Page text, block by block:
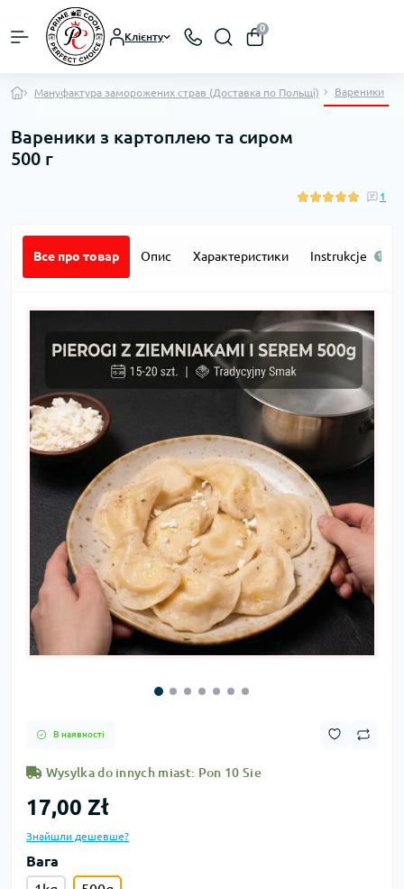
Клієнту
0
Мануфактура заморожених страв (Доставка по Польщі) Вареники
Вареники з картоплею та сиром
500 г
1
Все про товар Опис Характеристики Instrukcje 1
В наявності
Wysylka do innych miast: Pon 10 Sie
17,00 Zł
Знайшли дешевше?
Вага